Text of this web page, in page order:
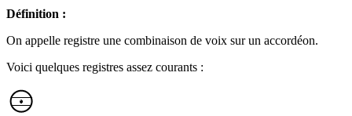
Définition :
On appelle registre une combinaison de voix sur un accordéon.
Voici quelques registres assez courants :